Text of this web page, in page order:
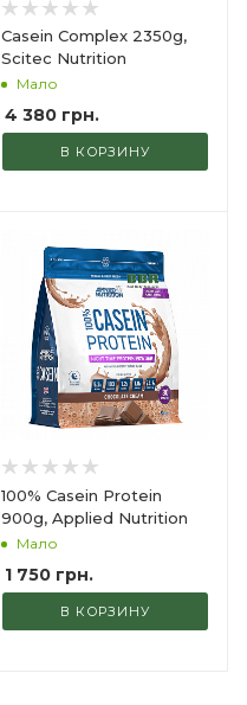
Casein Complex 2350g,
Scitec Nutrition
Мало
4 380грн.
В КОРЗИНУ
100% Casein Protein
900g, Applied Nutrition
Мало
1 750грн.
В КОРЗИНУ